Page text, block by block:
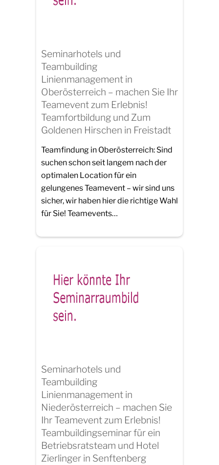
Seminarhotels und
Teambuilding
Linienmanagement in
Oberösterreich – machen Sie Ihr
Teamevent zum Erlebnis!
Teamfortbildung und Zum
Goldenen Hirschen in Freistadt
Teamfindung in Oberösterreich: Sind
suchen schon seit langem nach der
optimalen Location für ein
gelungenes Teamevent – wir sind uns
sicher, wir haben hier die richtige Wahl
für Sie! Teamevents…
Seminarhotels und
Teambuilding
Linienmanagement in
Niederösterreich – machen Sie
Ihr Teamevent zum Erlebnis!
Teambuildingseminar für ein
Betriebsratsteam und Hotel
Zierlinger in Senftenberg